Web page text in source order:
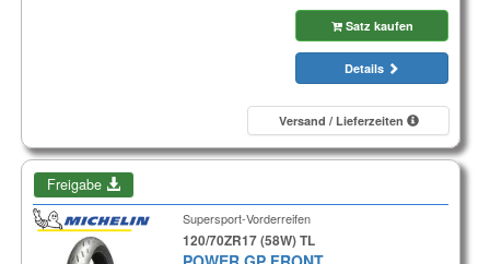
Satz kaufen
Details
Versand / Lieferzeiten
Freigabe
Supersport-Vorderreifen
120/70ZR17 (58W) TL